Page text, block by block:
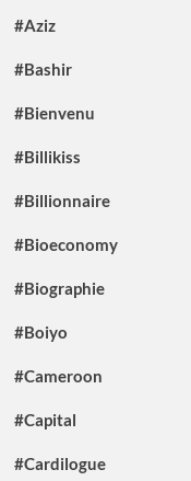
#Aziz
#Bashir
#Bienvenu
#Billikiss
#Billionnaire
#Bioeconomy
#Biographie
#Boiyo
#Cameroon
#Capital
#Cardilogue